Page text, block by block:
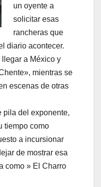
un oyente a
solicitar esas
rancheras que
diario acontecer.
a México y
mientras se
escenas de otras
pila del exponente,
tiempo como
a incursionar
de mostrar esa
como » El Charro